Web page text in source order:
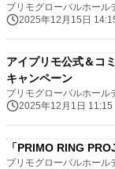
プリモグローバルホール
2025年12月15日
アイプリモ公式＆コ
キャンペーン
プリモグローバルホール
2025年12月1日 11:15
「PRIMO RING
プリモグローバルホール